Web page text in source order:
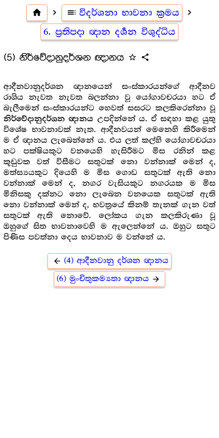
home navigate_next toc විදර්ශනා භාවනා ක්‍රමය navigate_next
6. ප්‍රතිපදා ඥාන දර්‍ශන විශුද්ධිය
(5) නිර්වේදානුදර්ශන ඥානය star_outline share
ආදීනවානුදර්ශන ඥානයෙන් සංස්කාරයන්ගේ ආදීනව
රාශිය නැවත නැවත බලන්නා වූ යෝගාවචරයා හට ඒ
බැලීමෙන් සංස්කාරයන්ට හෙවත් සසරට කලකිරෙන්නා වූ
නිර්වේදානුදර්ශන ඥානය උපදින්නේ ය. ඒ සඳහා කළ යුතු
විශේෂ භාවනාවක් නැත. ආදීනවයන් මෙනෙහි කිරීමෙන්
ම ඒ ඥානය ලැබෙන්නේ ය. එය ලත් කල්හි යෝගාවචරයා
හට පක්ෂියකුට වනයෙහි හැසිරීමට මිස රනින් කළ
කූඩුවක වත් විසීමට සතුටක් නො වන්නාක් මෙන් ද,
මත්ස්‍යයකුට දියෙහි ම මිස ගොඩ සතුටක් ඇති නො
වන්නාක් මෙන් ද, නගර වැසියකුට නගරයක ම මිස
මිනිසකු දක්නට නො ලැබෙන වනයෙක සතුටක් ඇති
නො වන්නාක් මෙන් ද, භවත්‍රයේ කිනම් තැනක් ගැන වත්
සතුටක් ඇති නොවේ. ලෝකය ගැන කලකිරුණා වූ
ඔහුගේ සිත භාවනාවෙහි ම ඇලෙන්නේ ය. ඔහුට සතුට
පිණිස පවත්නා දෙය භාවනාව ම වන්නේ ය.
arrow_back (4) ආදීනවානු දර්ශන ඥානය
(6) මුංචිතුකම්‍යතා ඥානය arrow_forward